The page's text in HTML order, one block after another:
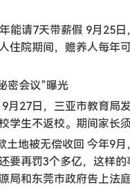
能请7天带薪假 9月25
住院期间，赡养人每年
密会议”曝光
月27日，三亚市教育局
学生不返校。期间家长
土地被无偿收回 今年9
要再罚3个多亿，这样
局和东莞市政府告上法庭